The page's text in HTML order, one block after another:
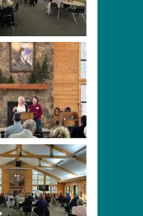
– Prayer
with Yin
Health
Caption